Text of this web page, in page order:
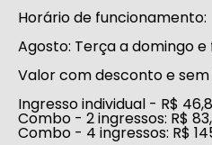
Horário de funcionamento:
Agosto: Terça a domingo e
Valor com desconto e sem
Ingresso individual - R$
Combo - 2 ingressos: R$
Combo - 4 ingressos: R$